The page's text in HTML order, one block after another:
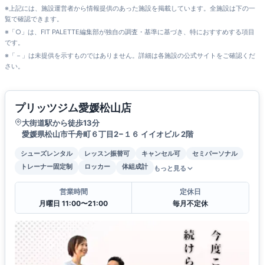
※上記には、施設運営者から情報提供のあった施設を掲載しています。全施設は下の一
覧で確認できます。
※「○」は、FIT PALETTE編集部が独自の調査・基準に基づき、特におすすめする項目
です。
※「－」は未提供を示すものではありません。詳細は各施設の公式サイトをご確認くだ
さい。
プリッツジム愛媛松山店
大街道駅から徒歩13分
愛媛県松山市千舟町６丁目2−１６ イイオビル 2階
シューズレンタル レッスン振替可 キャンセル可
セミパーソナル
トレーナー固定制
ロッカー 体組成計 もっと見る
営業時間
月曜日 11:00〜21:00
定休日
毎月不定休